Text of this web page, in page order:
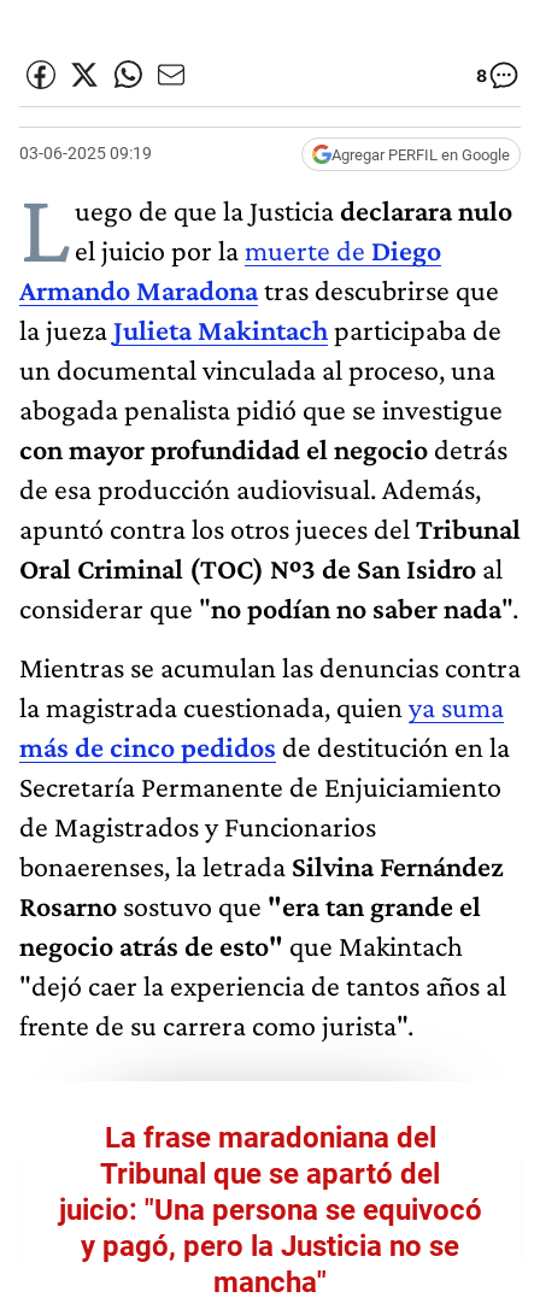
8
03-06-2025 09:19 Agregar PERFIL en Google
Luego de que la Justiciadeclarara nulo
el juicio por lamuerte de Diego
Armando Maradonatras descubrirse que
la juezaJulieta Makintachparticipaba de
un documental vinculada al proceso, una
abogada penalista pidió que se investigue
con mayor profundidad el negocio detrás
de esa producción audiovisual. Además,
apuntó contra los otros jueces del Tribunal
Oral Criminal (TOC) Nº3 de San Isidro al
considerar que "no podían no saber nada".
Mientras se acumulan las denuncias contra
la magistrada cuestionada, quien ya suma
más de cinco pedidos de destitución en la
Secretaría Permanente de Enjuiciamiento
de Magistrados y Funcionarios
bonaerenses, la letrada Silvina Fernández
Rosarno sostuvo que "era tan grande el
negocio atrás de esto" que Makintach
"dejó caer la experiencia de tantos años al
frente de su carrera como jurista".
La frase maradoniana del
Tribunal que se apartó del
juicio: "Una persona se equivocó
y pagó, pero la Justicia no se
mancha"